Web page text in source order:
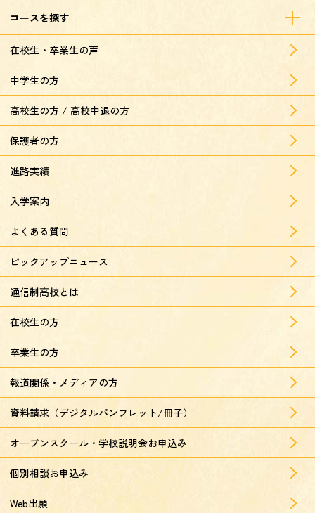
コースを探す
在校生・卒業生の声
中学生の方
高校生の方 / 高校中退の方
保護者の方
進路実績
入学案内
よくある質問
ピックアップニュース
通信制高校とは
在校生の方
卒業生の方
報道関係・メディアの方
資料請求（デジタルパンフレット/冊子）
オープンスクール・学校説明会お申込み
個別相談お申込み
Web出願